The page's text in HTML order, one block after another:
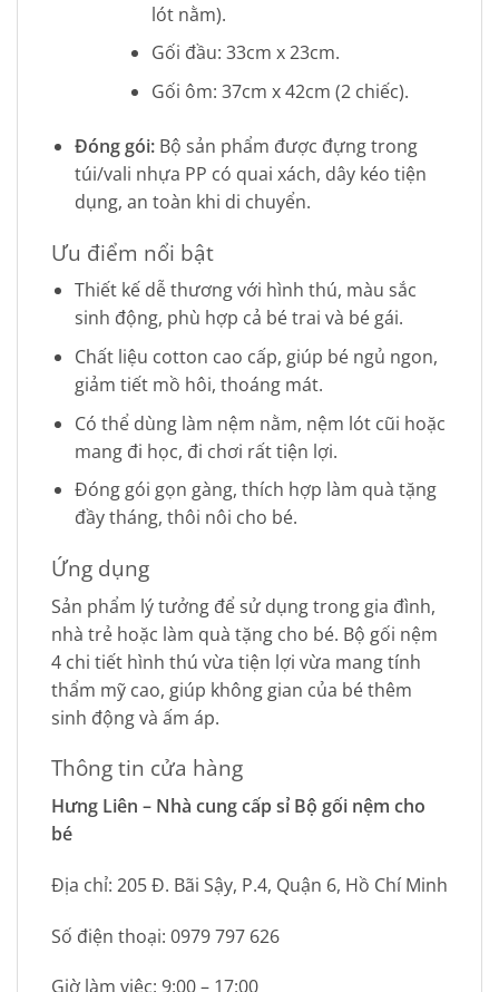
lót nằm).
Gối đầu: 33cm x 23cm.
Gối ôm: 37cm x 42cm (2 chiếc).
Đóng gói:Bộ sản phẩm được đựng trong
túi/vali nhựa PP có quai xách, dây kéo tiện
dụng, an toàn khi di chuyển.
Ưu điểm nổi bật
Thiết kế dễ thương với hình thú, màu sắc
sinh động, phù hợp cả bé trai và bé gái.
Chất liệu cotton cao cấp, giúp bé ngủ ngon,
giảm tiết mồ hôi, thoáng mát.
Có thể dùng làm nệm nằm, nệm lót cũi hoặc
mang đi học, đi chơi rất tiện lợi.
Đóng gói gọn gàng, thích hợp làm quà tặng
đầy tháng, thôi nôi cho bé.
Ứng dụng
Sản phẩm lý tưởng để sử dụng trong gia đình,
nhà trẻ hoặc làm quà tặng cho bé. Bộ gối nệm
4 chi tiết hình thú vừa tiện lợi vừa mang tính
thẩm mỹ cao, giúp không gian của bé thêm
sinh động và ấm áp.
Thông tin cửa hàng
Hưng Liên – Nhà cung cấp sỉ Bộ gối nệm cho
bé
Địa chỉ: 205 Đ. Bãi Sậy, P.4, Quận 6, Hồ Chí Minh
Số điện thoại: 0979 797 626
Giờ làm việc: 9:00 – 17:00